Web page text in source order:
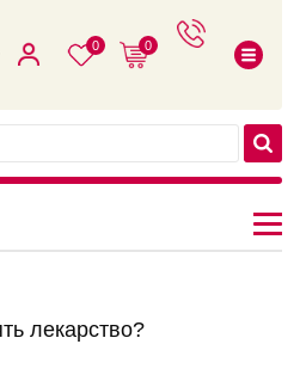
0 0
лекарство?